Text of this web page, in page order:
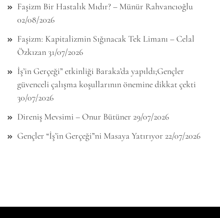
Faşizm Bir Hastalık Mıdır? – Münür Rahvancıoğlu
02/08/2026
Faşizm: Kapitalizmin Sığınacak Tek Limanı – Celal
Özkızan31/07/2026
İş’in Gerçeği” etkinliği Baraka’da yapıldı;Gençler
güvenceli çalışma koşullarının önemine dikkat çekti
30/07/2026
Direniş Mevsimi – Onur Bütüner 29/07/2026
Gençler “İş’in Gerçeği”ni Masaya Yatırıyor 22/07/2026